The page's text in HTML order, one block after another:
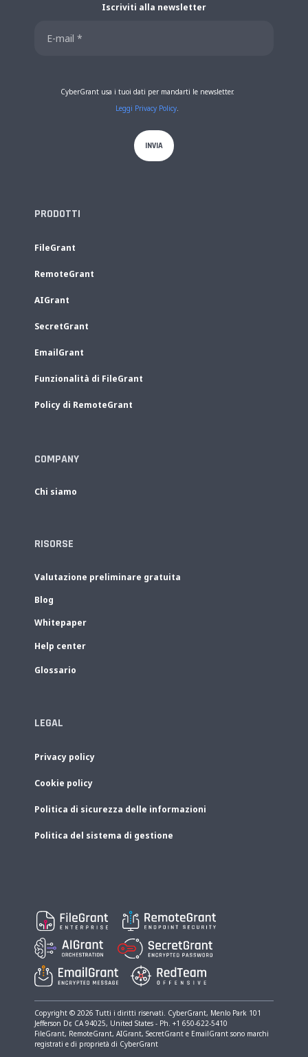
Iscriviti alla newsletter
CyberGrant usa i tuoi dati per mandarti le newsletter.
Leggi Privacy Policy
PRODOTTI
FileGrant
RemoteGrant
AIGrant
SecretGrant
EmailGrant
Funzionalità di FileGrant
Policy di RemoteGrant
COMPANY
Chi siamo
RISORSE
Valutazione preliminare gratuita
Blog
Whitepaper
Help center
Glossario
LEGAL
Privacy policy
Cookie policy
Politica di sicurezza delle informazioni
Politica del sistema di gestione
Copyright © 2026 Tutti i diritti riservati. CyberGrant, Menlo Park​ 101
Jefferson Dr, CA 94025, United States - Ph. +1 650-622-5410
FileGrant, RemoteGrant, AIGrant, SecretGrant e EmailGrant sono marchi
registrati e di proprietà di CyberGrant